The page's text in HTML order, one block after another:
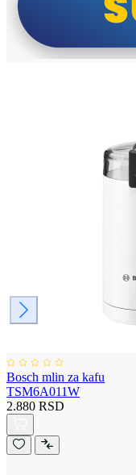
Bosch mlin za kafu
TSM6A011W
2.880 RSD